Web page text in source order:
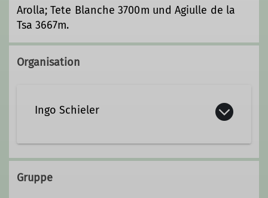
Arolla; Tete Blanche 3700m und Agiulle de la
Tsa 3667m.
Organisation
Ingo Schieler
07721 406700
Gruppe